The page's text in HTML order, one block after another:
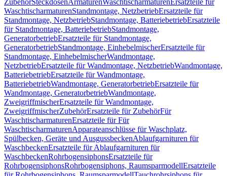
ZubehörSteckdosenArmaturenWaschtischarmaturen Ersatzteile für
WaschtischarmaturenStandmontage, NetzbetriebErsatzteile für
Standmontage, NetzbetriebStandmontage, BatteriebetriebErsatzteile
für Standmontage, BatteriebetriebStandmontage,
GeneratorbetriebErsatzteile für Standmontage,
GeneratorbetriebStandmontage, EinhebelmischerErsatzteile für
Standmontage, EinhebelmischerWandmontage,
NetzbetriebErsatzteile für Wandmontage, NetzbetriebWandmontage,
BatteriebetriebErsatzteile für Wandmontage,
BatteriebetriebWandmontage, GeneratorbetriebErsatzteile für
Wandmontage, GeneratorbetriebWandmontage,
ZweigriffmischerErsatzteile für Wandmontage,
ZweigriffmischerZubehörErsatzteile für ZubehörFür
WaschtischarmaturenErsatzteile für Für
WaschtischarmaturenApparateanschlüsse für Waschplatz,
Spülbecken, Geräte und AusgussbeckenAblaufgarnituren für
WaschbeckenErsatzteile für Ablaufgarnituren für
WaschbeckenRohrbogensiphonsErsatzteile für
RohrbogensiphonsRohrbogensiphons, RaumsparmodellErsatzteile